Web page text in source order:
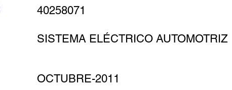
40258071
SISTEMA ELÉCTRICO AUTOMOTRIZ
OCTUBRE-2011